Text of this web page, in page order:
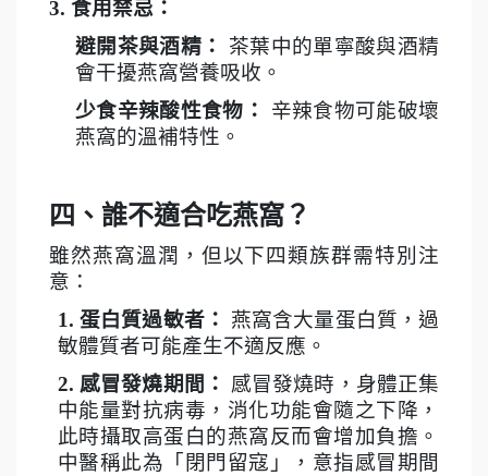
3. 食用禁忌：
避開茶與酒精：
茶葉中的單寧酸與酒精
會干擾燕窩營養吸收。
少食辛辣酸性食物：
辛辣食物可能破壞
燕窩的溫補特性。
四、誰不適合吃燕窩？
雖然燕窩溫潤，但以下四類族群需特別注
意：
1.蛋白質過敏者：
燕窩含大量蛋白質，過
敏體質者可能產生不適反應。
2. 感冒發燒期間：
感冒發燒時，身體正集
中能量對抗病毒，消化功能會隨之下降，
此時攝取高蛋白的燕窩反而會增加負擔。
中醫稱此為「閉門留寇」，意指感冒期間